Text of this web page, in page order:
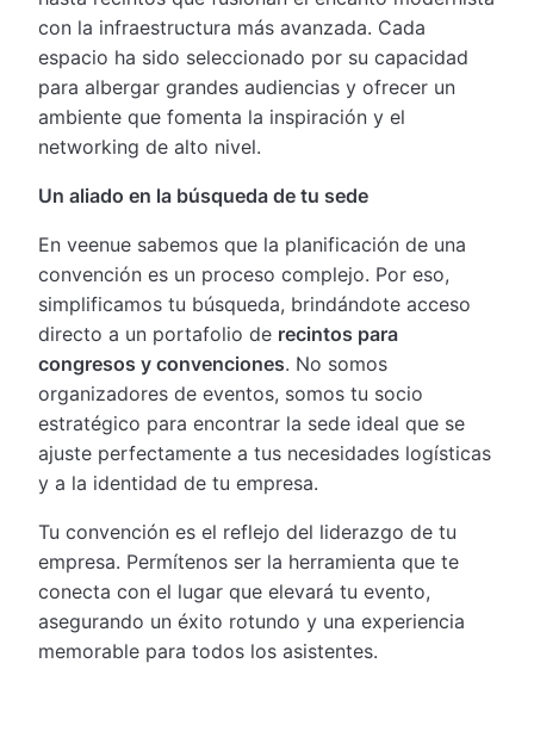
con la infraestructura más avanzada. Cada
espacio ha sido seleccionado por su capacidad
para albergar grandes audiencias y ofrecer un
ambiente que fomenta la inspiración y el
networking de alto nivel.
Un aliado en la búsqueda de tu sede
En veenue sabemos que la planificación de una
convención es un proceso complejo. Por eso,
simplificamos tu búsqueda, brindándote acceso
directo a un portafolio de recintos para
congresos y convenciones. No somos
organizadores de eventos, somos tu socio
estratégico para encontrar la sede ideal que se
ajuste perfectamente a tus necesidades logísticas
y a la identidad de tu empresa.
Tu convención es el reflejo del liderazgo de tu
empresa. Permítenos ser la herramienta que te
conecta con el lugar que elevará tu evento,
asegurando un éxito rotundo y una experiencia
memorable para todos los asistentes.